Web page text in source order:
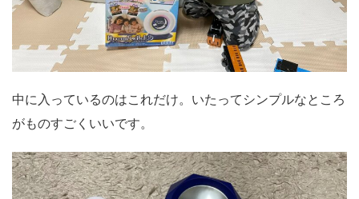
中に入っているのはこれだけ。いたってシンプルなところ
がものすごくいいです。